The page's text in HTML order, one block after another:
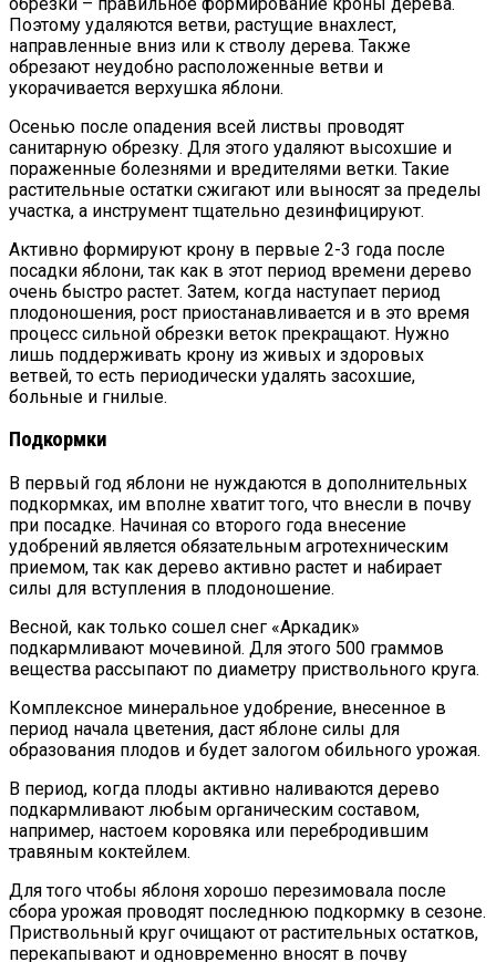
Поэтому удаляются ветви, растущие внахлест,
направленные вниз или к стволу дерева. Также
обрезают неудобно расположенные ветви и
укорачивается верхушка яблони.
Осенью после опадения всей листвы проводят
санитарную обрезку. Для этого удаляют высохшие и
пораженные болезнями и вредителями ветки. Такие
растительные остатки сжигают или выносят за пределы
участка, а инструмент тщательно дезинфицируют.
Активно формируют крону в первые 2-3 года после
посадки яблони, так как в этот период времени дерево
очень быстро растет. Затем, когда наступает период
плодоношения, рост приостанавливается и в это время
процесс сильной обрезки веток прекращают. Нужно
лишь поддерживать крону из живых и здоровых
ветвей, то есть периодически удалять засохшие,
больные и гнилые.
Подкормки
В первый год яблони не нуждаются в дополнительных
подкормках, им вполне хватит того, что внесли в почву
при посадке. Начиная со второго года внесение
удобрений является обязательным агротехническим
приемом, так как дерево активно растет и набирает
силы для вступления в плодоношение.
Весной, как только сошел снег «Аркадик»
подкармливают мочевиной. Для этого 500 граммов
вещества рассыпают по диаметру приствольного круга.
Комплексное минеральное удобрение, внесенное в
период начала цветения, даст яблоне силы для
образования плодов и будет залогом обильного урожая.
В период, когда плоды активно наливаются дерево
подкармливают любым органическим составом,
например, настоем коровяка или перебродившим
травяным коктейлем.
Для того чтобы яблоня хорошо перезимовала после
сбора урожая проводят последнюю подкормку в сезоне.
Приствольный круг очищают от растительных остатков,
перекапывают и одновременно вносят в почву